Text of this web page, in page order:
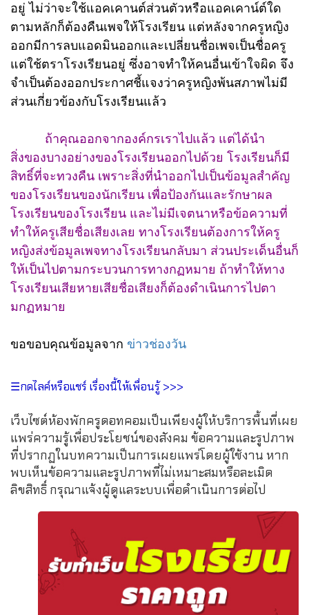
อยู่ ไม่ว่าจะใช้แอคเคานต์ส่วนตัวหรือแอคเคาน์ต์ใด
ตามหลักก็ต้องคืนเพจให้โรงเรียน แต่หลังจากครูหญิง
ออกมีการลบแอดมินออกและเปลี่ยนชื่อเพจเป็นชื่อครู
แต่ใช้ตราโรงเรียนอยู่ ซึ่งอาจทำให้คนอื่นเข้าใจผิด จึง
จำเป็นต้องออกประกาศชี้แจงว่าครูหญิงพ้นสภาพไม่มี
ส่วนเกี่ยวข้องกับโรงเรียนแล้ว
ถ้าคุณออกจากองค์กรเราไปแล้ว แต่ได้นำ
สิ่งของบางอย่างของโรงเรียนออกไปด้วย โรงเรียนก็มี
สิทธิ์ที่จะทวงคืน เพราะสิ่งที่นำออกไปเป็นข้อมูลสำคัญ
ของโรงเรียนของนักเรียน เพื่อป้องกันและรักษาผล
โรงเรียนของโรงเรียน และไม่มีเจตนาหรือข้อความที่
ทำให้ครูเสียชื่อเสียงเลย ทางโรงเรียนต้องการให้ครู
หญิงส่งข้อมูลเพจทางโรงเรียนกลับมา ส่วนประเด็นอื่นก็
ให้เป็นไปตามกระบวนการทางกฏหมาย ถ้าทำให้ทาง
โรงเรียนเสียหายเสียชื่อเสียงก็ต้องดำเนินการไปตา
มกฏหมาย
ขอขอบคุณข้อมูลจาก ข่าวช่องวัน
☰กดไลค์หรือแชร์ เรื่องนี้ให้เพื่อนรู้ >>>
เว็บไซต์ห้องพักครูดอทคอมเป็นเพียงผู้ให้บริการพื้นที่เผย
แพร่ความรู้เพื่อประโยชน์ของสังคม ข้อความและรูปภาพ
ที่ปรากฏในบทความเป็นการเผยแพร่โดยผู้ใช้งาน หาก
พบเห็นข้อความและรูปภาพที่ไม่เหมาะสมหรือละเมิด
ลิขสิทธิ์ กรุณาแจ้งผู้ดูแลระบบเพื่อดำเนินการต่อไป